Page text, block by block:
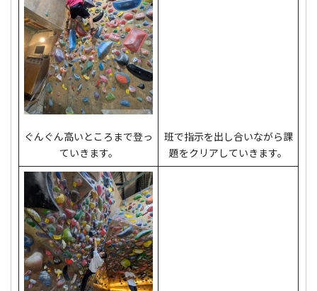
ぐんぐん高いところまで登っ
ていきます。
班で指示を出し合いながら課
題をクリアしていきます。